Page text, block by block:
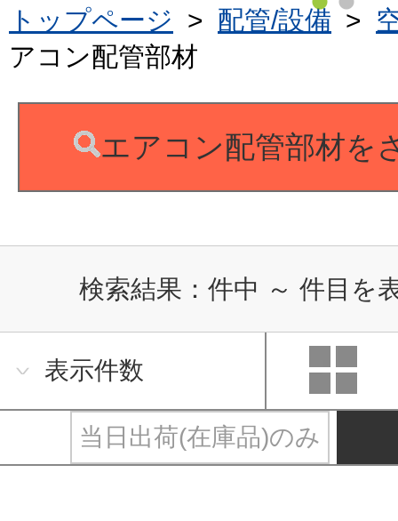
トップページ > 配管/設備 >
アコン配管部材
エアコン配管部材を
検索結果： 件中 ～ 件目を
表示件数
当日出荷(在庫品)のみ